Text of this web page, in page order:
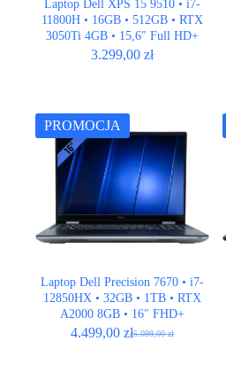
Laptop Dell XPS 15 9510 • i7-
11800H • 16GB • 512GB • RTX
3050Ti 4GB • 15,6″ Full HD+
3.299,00 zł
PROMOCJA
Laptop Dell Precision 7670 • i7-
12850HX • 32GB • 1TB • RTX
A2000 8GB • 16″ FHD+
5.099,00zł
Pierwotna
4.499,00 zł
Aktualna